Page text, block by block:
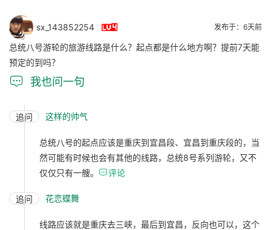
sx_143852254  发布于：6天前
总统八号游轮的旅游线路是什么？起点都是什么地方啊？提前7天能
预定的到吗？
 我也问一句
追问 这样的帅气
总统八号的起点应该是重庆到宜昌段、宜昌到重庆段的，当
然可能有时候也会有其他的线路，总统8号系列游轮，又不
仅仅只有一艘。 评论
追问 花恋蝶舞
线路应该就是重庆去三峡，最后到宜昌，反向也可以，这个